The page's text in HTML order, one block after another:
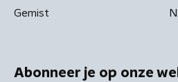
Gemist
Abonneer je op onze